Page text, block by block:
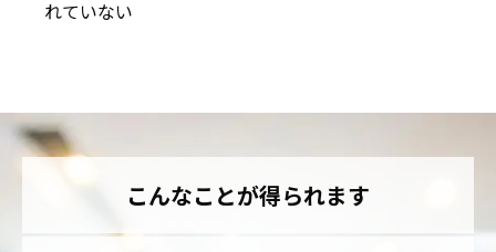
れていない
こんなことが得られます